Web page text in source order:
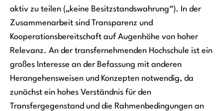
aktiv zu teilen („keine Besitzstandswahrung“). In der
Zusammenarbeit sind Transparenz und
Kooperationsbereitschaft auf Augenhöhe von hoher
Relevanz. An der transfernehmenden Hochschule ist ein
großes Interesse an der Befassung mit anderen
Herangehensweisen und Konzepten notwendig, da
zunächst ein hohes Verständnis für den
Transfergegenstand und die Rahmenbedingungen an